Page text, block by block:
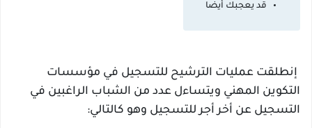
قد يعجبك أيضا
إنطلقت عمليات الترشيح للتسجيل في مؤسسات
التكوين المهني ويتساءل عدد من الشباب الراغبين في
التسجيل عن أخر أجر للتسجيل وهو كالتالي: